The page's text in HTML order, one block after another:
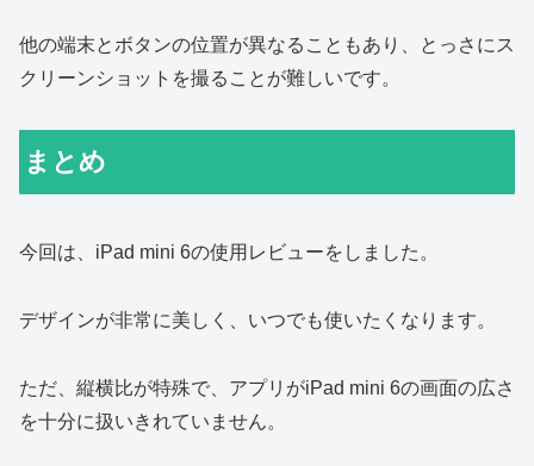
他の端末とボタンの位置が異なることもあり、とっさにス
クリーンショットを撮ることが難しいです。
まとめ
今回は、iPad mini 6の使用レビューをしました。
デザインが非常に美しく、いつでも使いたくなります。
ただ、縦横比が特殊で、アプリがiPad mini 6の画面の広さ
を十分に扱いきれていません。